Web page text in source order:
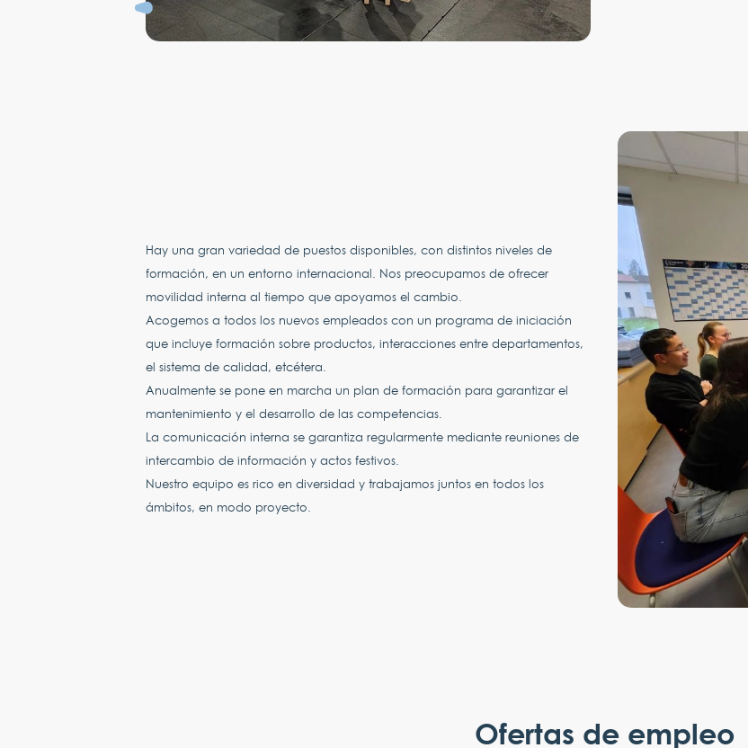
Hay una gran variedad de puestos disponibles, con distintos niveles de
formación, en un entorno internacional. Nos preocupamos de ofrecer
movilidad interna al tiempo que apoyamos el cambio.
Acogemos a todos los nuevos empleados con un programa de iniciación
que incluye formación sobre productos, interacciones entre departamentos,
el sistema de calidad, etcétera.
Anualmente se pone en marcha un plan de formación para garantizar el
mantenimiento y el desarrollo de las competencias.
La comunicación interna se garantiza regularmente mediante reuniones de
intercambio de información y actos festivos.
Nuestro equipo es rico en diversidad y trabajamos juntos en todos los
ámbitos, en modo proyecto.
Ofertas de empleo